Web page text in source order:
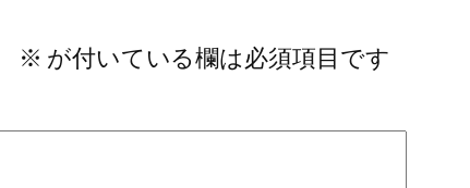
※ が付いている欄は必須項目です